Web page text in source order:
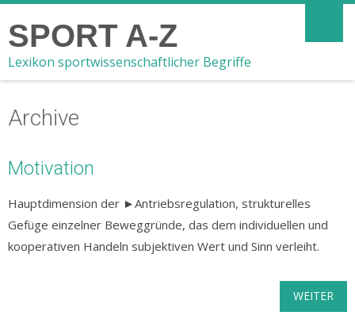
SPORT A-Z
Lexikon sportwissenschaftlicher Begriffe
Archive
Motivation
Hauptdimension der ►Antriebsregulation, strukturelles
Gefüge einzelner Beweg­gründe, das dem individuellen und
koope­rativen Handeln subjektiven Wert und Sinn verleiht.
WEITER